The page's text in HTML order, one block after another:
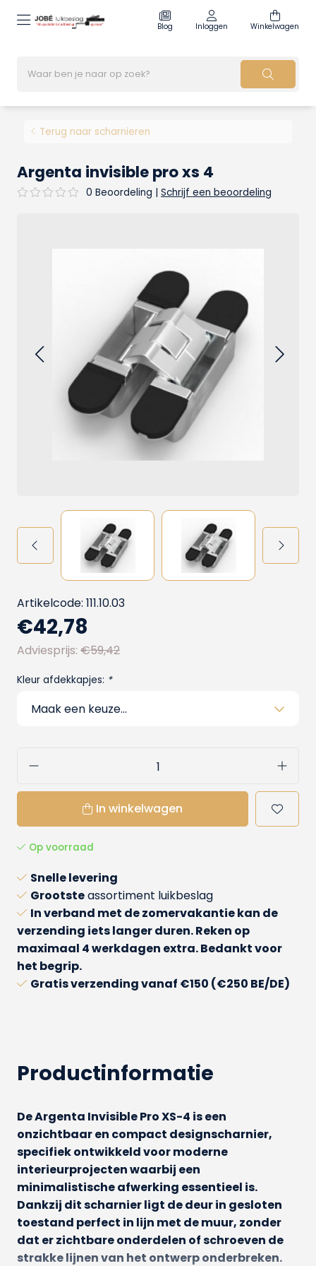
Blog Inloggen Winkelwagen
Terug naar scharnieren
Argenta invisible pro xs 4
0 Beoordeling | Schrijf een beoordeling
Artikelcode: 111.10.03
€42,78
Adviesprijs: €59,42
Kleur afdekkapjes: *
In winkelwagen
Op voorraad
Snelle levering
Grootsteassortiment luikbeslag
In verband met de zomervakantie kan de
verzending iets langer duren. Reken op
maximaal 4 werkdagen extra. Bedankt voor
het begrip.
Gratis verzendingvanaf €150 (€250 BE/DE)
Productinformatie
DeArgenta Invisible Pro XS-4 is een
onzichtbaar en compact designscharnier,
specifiek ontwikkeld voor moderne
interieurprojecten waarbij een
minimalistische afwerking essentieel is.
Dankzij dit scharnier ligt de deur in gesloten
toestand perfect in lijn met de muur, zonder
dat er zichtbare onderdelen of schroeven de
strakke lijnen van het ontwerp onderbreken.